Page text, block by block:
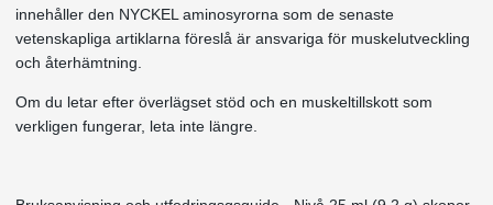
innehåller den NYCKEL aminosyrorna som de senaste
vetenskapliga artiklarna föreslå är ansvariga för muskelutveckling
och återhämtning.
Om du letar efter överlägset stöd och en muskeltillskott som
verkligen fungerar, leta inte längre.